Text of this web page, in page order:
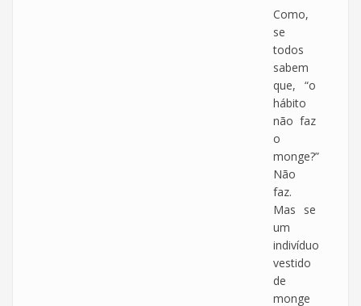
Como,
se
todos
sabem
que, “o
hábito
não faz
o
monge?”
Não
faz.
Mas se
um
indivíduo
vestido
de
monge